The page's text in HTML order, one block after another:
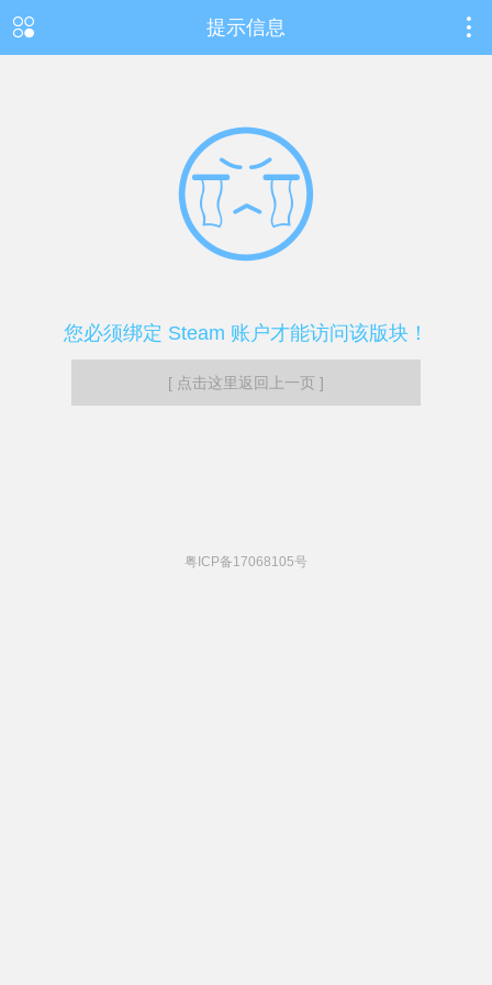
提示信息
您必须绑定 Steam 账户才能访问该版块！
[ 点击这里返回上一页 ]
粤ICP备17068105号